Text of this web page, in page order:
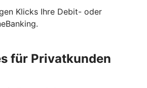
Klicks Ihre Debit- oder
für Privatkunden